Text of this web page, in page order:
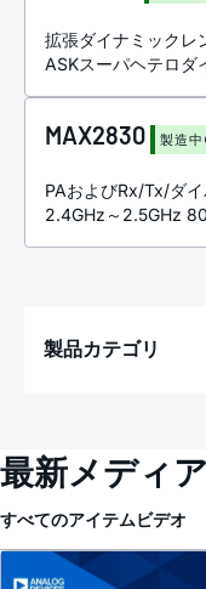
拡張ダイナミック
ASKスーパヘテロダ
MAX2830 製造中
PAおよびRx/Tx/ダイ
2.4GHz～2.5GHz
製品カテゴリ
最新メディア
すべてのアイテムビデオ